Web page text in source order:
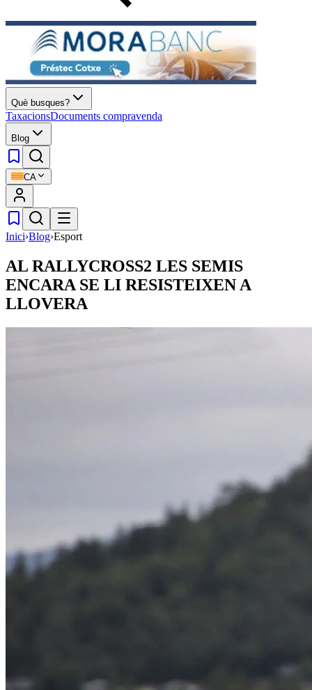
Què busques?
TaxacionsDocuments compravenda
Blog
CA
Inici›Blog›Esport
AL RALLYCROSS2 LES SEMIS
ENCARA SE LI RESISTEIXEN A
LLOVERA